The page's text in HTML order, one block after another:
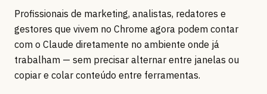
Profissionais de marketing, analistas, redatores e
gestores que vivem no Chrome agora podem contar
com o Claude diretamente no ambiente onde já
trabalham — sem precisar alternar entre janelas ou
copiar e colar conteúdo entre ferramentas.